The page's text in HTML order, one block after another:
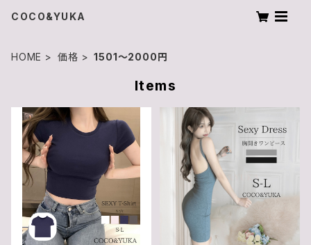
COCO&YUKA
HOME 価格 1501〜2000円
Items